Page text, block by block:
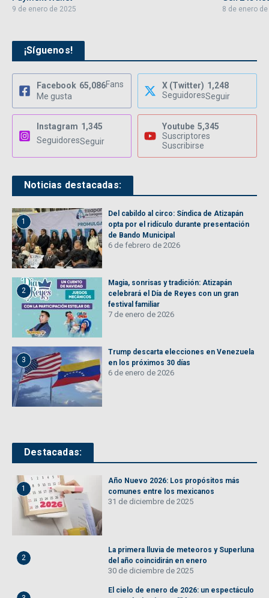
9 de enero de 2025 8 de enero
¡Síguenos!
Facebook 65,086Fans
Me gusta
X (Twitter) 1,248
SeguidoresSeguir
Instagram 1,345
SeguidoresSeguir
Youtube 5,345
Suscriptores
Suscribirse
Noticias destacadas:
1
Del cabildo al circo: Síndica de Atizapán
opta por el ridículo durante presentación
de Bando Municipal
6 de febrero de 2026
2
Magia, sonrisas y tradición: Atizapán
celebrará el Día de Reyes con un gran
festival familiar
7 de enero de 2026
3
Trump descarta elecciones en Venezuela
en los próximos 30 días
6 de enero de 2026
Destacadas:
1
Año Nuevo 2026: Los propósitos más
comunes entre los mexicanos
31 de diciembre de 2025
2
La primera lluvia de meteoros y Superluna
del año coincidirán en enero
30 de diciembre de 2025
El cielo de enero de 2026: un espectáculo